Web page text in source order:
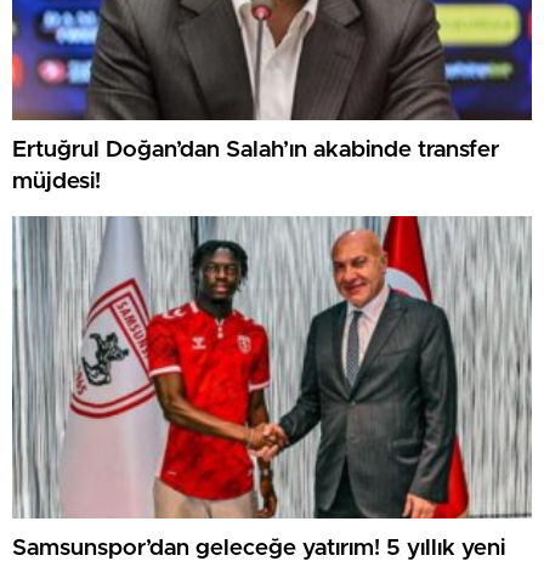
Ertuğrul Doğan’dan Salah’ın akabinde transfer
müjdesi!
Samsunspor’dan geleceğe yatırım! 5 yıllık yeni